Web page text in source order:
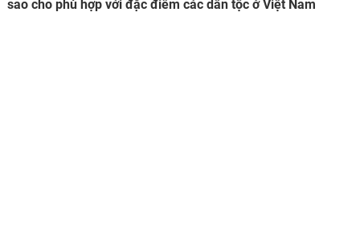
sao cho phù hợp với đặc điểm các dân tộc ở Việt Nam